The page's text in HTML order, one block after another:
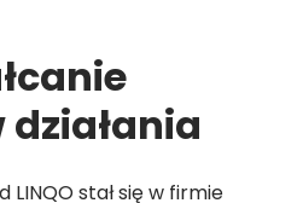
stał się w firmie